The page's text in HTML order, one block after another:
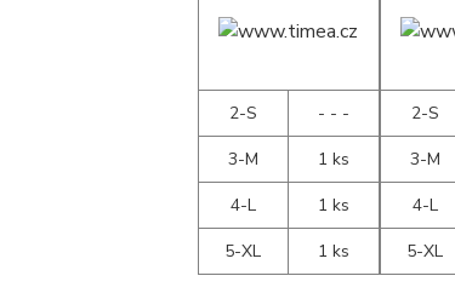
2-S
- - -
3-M
1 ks
4-L
1 ks
5-XL
1 ks
2-S
3-M
4-L
5-XL